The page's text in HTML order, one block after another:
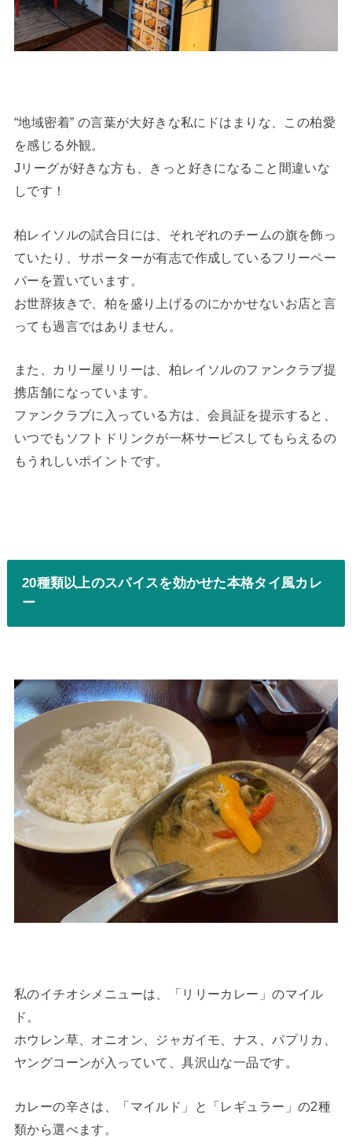
“地域密着” の言葉が大好きな私にドはまりな、この柏愛
を感じる外観。
Jリーグが好きな方も、きっと好きになること間違いな
しです！
柏レイソルの試合日には、それぞれのチームの旗を飾っ
ていたり、サポーターが有志で作成しているフリーペー
パーを置いています。
お世辞抜きで、柏を盛り上げるのにかかせないお店と言
っても過言ではありません。
また、カリー屋リリーは、柏レイソルのファンクラブ提
携店舗になっています。
ファンクラブに入っている方は、会員証を提示すると、
いつでもソフトドリンクが一杯サービスしてもらえるの
もうれしいポイントです。
20種類以上のスパイスを効かせた本格タイ風カレ
ー
私のイチオシメニューは、「リリーカレー」のマイル
ド。
ホウレン草、オニオン、ジャガイモ、ナス、パプリカ、
ヤングコーンが入っていて、具沢山な一品です。
カレーの辛さは、「マイルド」と「レギュラー」の2種
類から選べます。